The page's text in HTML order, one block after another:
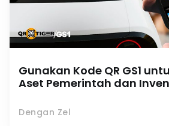
Gunakan Kode QR GS1
Aset Pemerintah dan
Dengan Zel